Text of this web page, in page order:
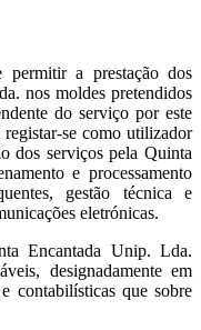
a prestação dos
nos moldes pretendidos
do serviço por este
se como utilizador
dos serviços pela Quinta
e processamento
gestão técnica e
eletrónicas.
Encantada Unip. Lda.
designadamente em
contabilísticas que sobre